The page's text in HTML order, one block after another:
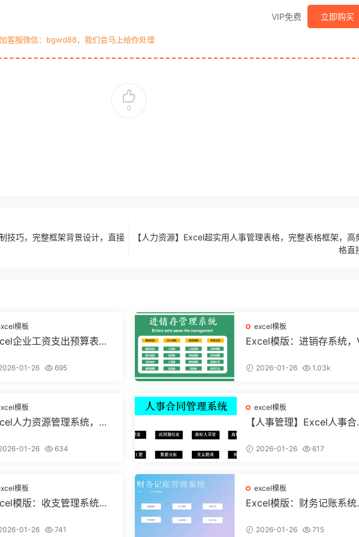
VIP免费 立即购买
客服微信：bgwd88，我们会马上给你处理
0
技巧，完整框架背景设计，直接
【人力资源】Excel超实用人事管理表格，完整表格框架，高
格直
模板
企业工资支出预算表，
心【10194】
01-26 695
excel模板
Excel模版：进销存系统，
8】2026-01-26 1.03k
模板
人力资源管理系统，自
加班01-26 634
excel模板
【人事管理】Excel人事合
结构分析
2026-01-26 617
模板
模版：收支管理系统，
】 01-26 741
excel模板
Excel模版：财务记账系统
【11261】
2026-01-26 715